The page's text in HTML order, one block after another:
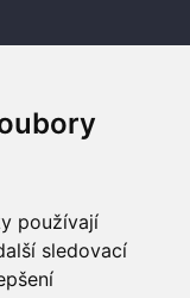
používají
sledovací